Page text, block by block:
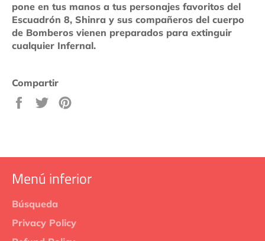
pone en tus manos a tus personajes favoritos del
Escuadrón 8, Shinra y sus compañeros del cuerpo
de Bomberos vienen preparados para extinguir
cualquier Infernal.
Compartir
Compartir
Tuitear
Menú inferior
Búsqueda
Privacy Policy